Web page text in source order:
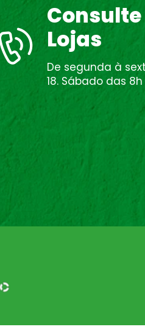
Lojas
De segunda à
18. Sábado das 8h